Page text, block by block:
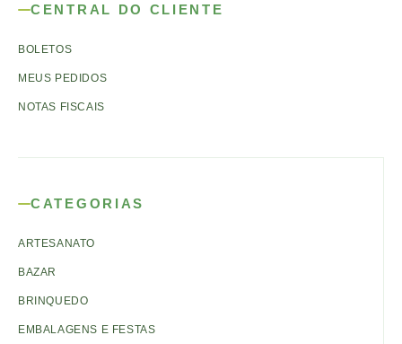
CENTRAL DO CLIENTE
BOLETOS
MEUS PEDIDOS
NOTAS FISCAIS
CATEGORIAS
ARTESANATO
BAZAR
BRINQUEDO
EMBALAGENS E FESTAS